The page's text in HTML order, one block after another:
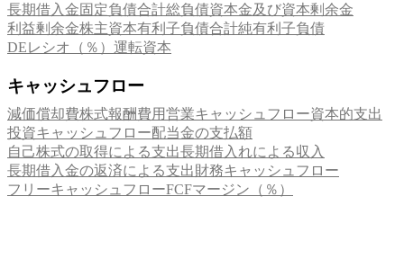
長期借入金固定負債合計総負債資本金及び資本剰余金
利益剰余金株主資本有利子負債合計純有利子負債
DEレシオ（％） 運転資本
キャッシュフロー
減価償却費株式報酬費用営業キャッシュフロー資本的支出
投資キャッシュフロー配当金の支払額
自己株式の取得による支出長期借入れによる収入
長期借入金の返済による支出財務キャッシュフロー
フリーキャッシュフローFCFマージン（％）